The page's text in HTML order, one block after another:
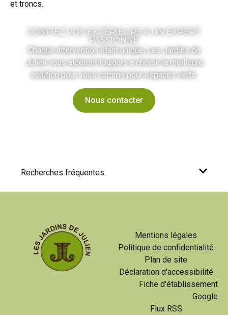
et troncs.
CONFIEZ VOS EXTÉRIEURS À UN EXPERT
PASSIONNÉ
Chaque intervention étant unique, Les Jardins de
Julien vous aideront toujours à choisir la meilleure
solution pour vous comme pour espaces verts.
Nous contacter
Recherches fréquentes
Mentions légales
Politique de confidentialité
Plan de site
Déclaration d'accessibilité
Fiche d'établissement
Google
Flux RSS